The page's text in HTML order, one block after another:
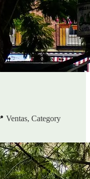
Ventas, Category